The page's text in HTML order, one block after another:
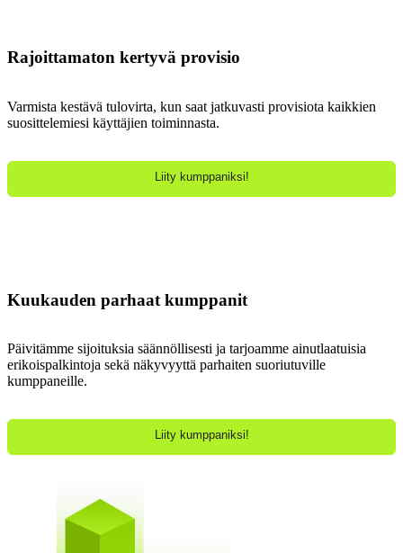
Rajoittamaton kertyvä provisio
Varmista kestävä tulovirta, kun saat jatkuvasti provisiota kaikkien
suosittelemiesi käyttäjien toiminnasta.
Liity kumppaniksi!
Kuukauden parhaat kumppanit
Päivitämme sijoituksia säännöllisesti ja tarjoamme ainutlaatuisia
erikoispalkintoja sekä näkyvyyttä parhaiten suoriutuville
kumppaneille.
Liity kumppaniksi!